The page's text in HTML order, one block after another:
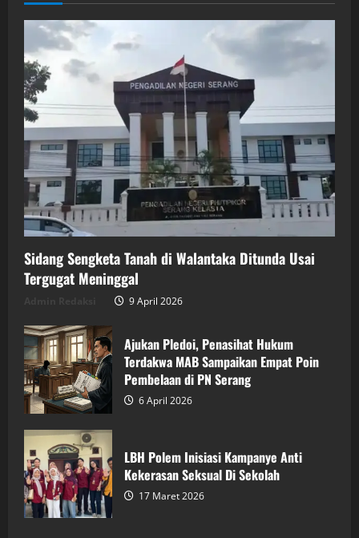
Sidang Sengketa Tanah di Walantaka Ditunda Usai
Tergugat Meninggal
9 April 2026
Ajukan Pledoi, Penasihat Hukum
Terdakwa MAB Sampaikan Empat Poin
Pembelaan di PN Serang
6 April 2026
LBH Polem Inisiasi Kampanye Anti
Kekerasan Seksual Di Sekolah
17 Maret 2026